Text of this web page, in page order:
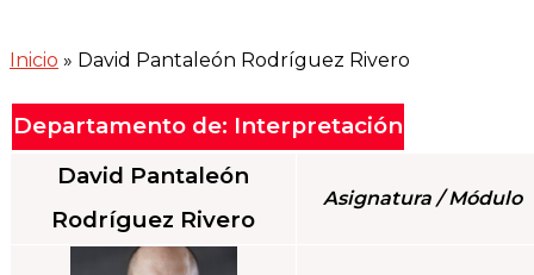
Inicio » David Pantaleón Rodríguez Rivero
Departamento de: Interpretación
David Pantaleón
Rodríguez Rivero
Asignatura / Módulo